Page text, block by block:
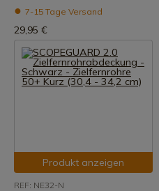
7-15 Tage Versand
29,95 €
Produkt anzeigen
REF: NE32-N